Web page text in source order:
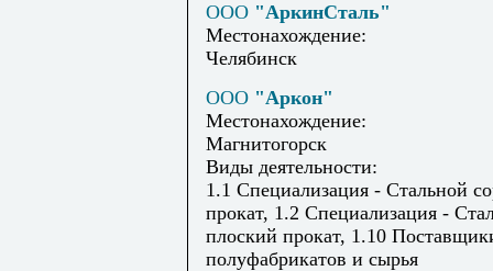
ООО "АркинСталь"
Местонахождение:
Челябинск
ООО "Аркон"
Местонахождение:
Магнитогорск
Виды деятельности:
1.1 Специализация - Стальной
прокат, 1.2 Специализация -
плоский прокат, 1.10
полуфабрикатов и сырья